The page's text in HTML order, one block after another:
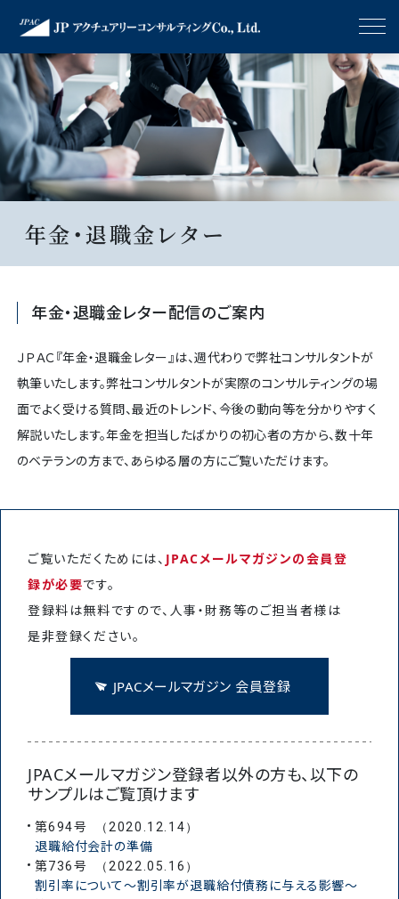
年金・退職金レター
年金・退職金レター配信のご案内
ＪＰＡＣ『年金・退職金レター』は、週代わりで弊社コンサルタントが
執筆いたします。弊社コンサルタントが実際のコンサルティングの場
面でよく受ける質問、最近のトレンド、今後の動向等を分かりやすく
解説いたします。年金を担当したばかりの初心者の方から、数十年
のベテランの方まで、あらゆる層の方にご覧いただけます。
ご覧いただくためには、 JPACメールマガジンの会員登
録が必要です。
登録料は無料ですので、人事・財務等のご担当者様は
是非登録ください。
JPACメールマガジン 会員登録
JPACメールマガジン登録者以外の方も、以下の
サンプルはご覧頂けます
第694号 （2020.12.14）
退職給付会計の準備
第736号 （2022.05.16）
割引率について～割引率が退職給付債務に与える影響～